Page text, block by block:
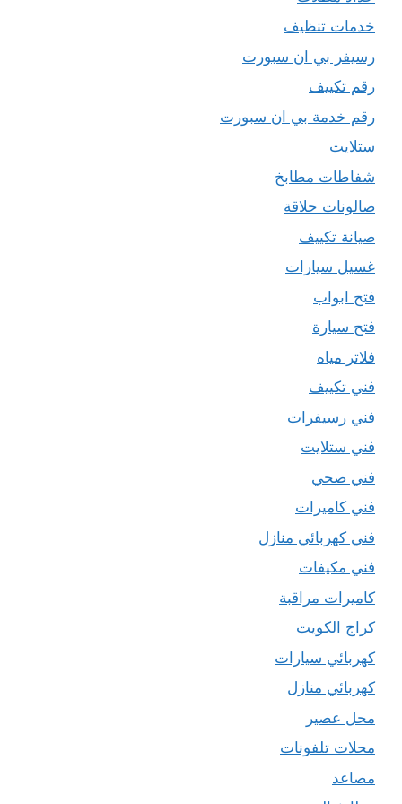
خدمات تنظيف
رسيفر بي ان سبورت
رقم تكييف
رقم خدمة بي ان سبورت
ستلايت
شفاطات مطابخ
صالونات حلاقة
صيانة تكييف
غسيل سيارات
فتح ابواب
فتح سيارة
فلاتر مياه
فني تكييف
فني رسيفرات
فني ستلايت
فني صحي
فني كاميرات
فني كهربائي منازل
فني مكيفات
كاميرات مراقبة
كراج الكويت
كهربائي سيارات
كهربائي منازل
محل عصير
محلات تلفونات
مصاعد